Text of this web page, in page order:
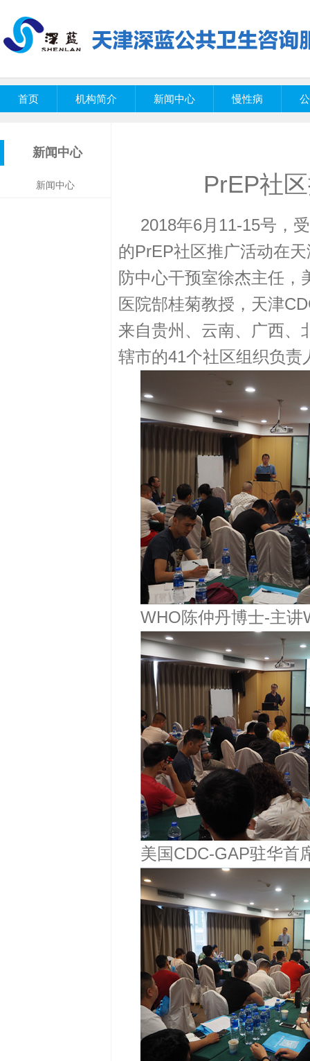
首页 机构简介 新闻中心 慢性病
新闻中心
新闻中心 PrEP社
2018年6月 11-15号，受
的PrEP社区推广活动在
防中心干预室徐杰主任，
医院郜桂菊教授，天津
来自贵州、云南、广西、
辖市的41个社区组织负责
WHO陈仲丹博士-主讲
美国CDC-GAP驻华首